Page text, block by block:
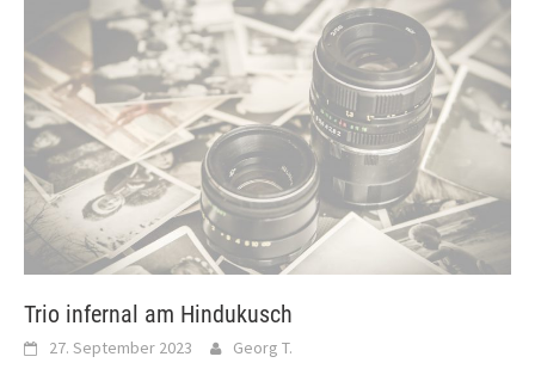
Trio infernal am Hindukusch
27. September 2023 Georg T.